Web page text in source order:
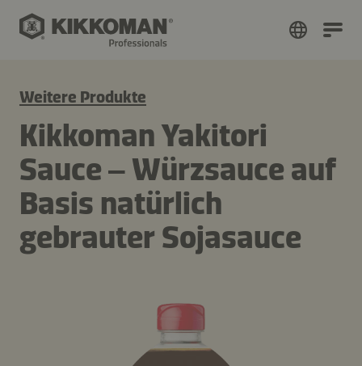
Weitere Produkte
Kikkoman Yakitori
Sauce – Würzsauce auf
Basis natürlich
gebrauter Sojasauce